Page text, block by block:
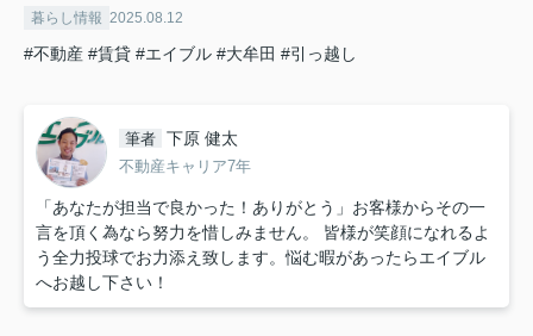
暮らし情報 2025.08.12
#不動産 #賃貸 #エイブル #大牟田 #引っ越し
筆者 下原 健太
不動産キャリア7年
「あなたが担当で良かった！ありがとう」お客様からその一
言を頂く為なら努力を惜しみません。 皆様が笑顔になれるよ
う全力投球でお力添え致します。悩む暇があったらエイブル
へお越し下さい！